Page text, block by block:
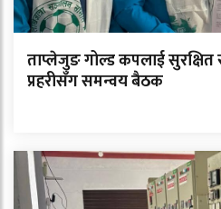
ताप्लेजुङ गोल्ड कपलाई सुरक्षित
प्रहरीसँग समन्वय बैठक